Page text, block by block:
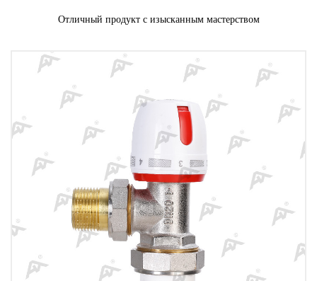
Отличный продукт с изысканным мастерством